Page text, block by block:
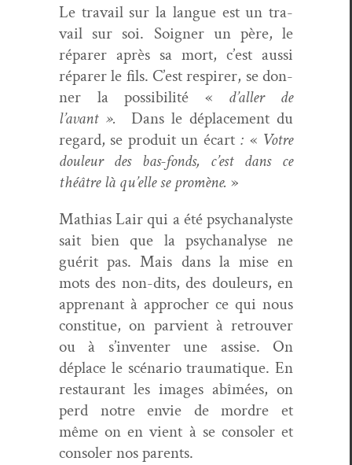
Le tra­vail sur la langue est un tra­
vail sur soi. Soign­er un père, le
répar­er après sa mort, c’est aus­si
répar­er le fils. C’est respir­er, se don­
ner la pos­si­bil­ité « d’aller de
l’avant ».
Dans le déplace­ment du
regard, se pro­duit un écart: « Votre
douleur des bas-fonds, c’est dans ce
théâtre là qu’elle se promène. »
Math­ias Lair qui a été psy­ch­an­a­lyste
sait bien que la psy­ch­analyse ne
guérit pas. Mais dans la mise en
mots des non-dits, des douleurs, en
apprenant à approcher ce qui nous
con­stitue, on parvient à retrou­ver
ou à s’inventer une assise. On
déplace le scé­nario trau­ma­tique. En
restau­rant les images abîmées, on
perd notre envie de mor­dre et
même on en vient à se con­sol­er et
con­sol­er nos parents.